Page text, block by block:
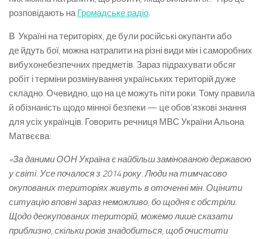
розповідають наГромадське радіо.
В Україні на територіях, де були російські окупанти або
де йдуть бої, можна натрапити на різні види мін і саморобних
вибухонебезпечних предметів. Зараз підрахувати обсяг
робіт і терміни розмінування українських територій дуже
складно. Очевидно, що на це можуть піти роки. Тому правила
й обізнаність щодо мінної безпеки — це обов’язкові знання
для усіх українців. Говорить речниця МВС України Альона
Матвєєва:
«За даними ООН Україна є найбільш замінованою державою
у світі. Усе почалося з 2014 року. Люди на тимчасово
окупованих територіях живуть в оточенні мін. Оцінити
ситуацію вповні зараз неможливо, бо щодня є обстріли.
Щодо деокупованих територій, можемо лише сказати
приблизно, скільки років знадобиться, щоб очистити